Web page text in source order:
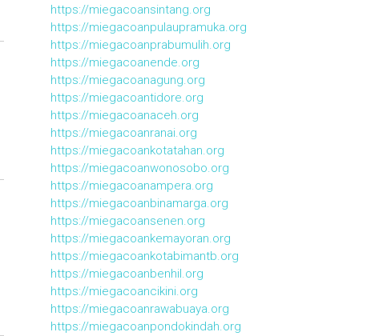
https://miegacoansintang.org
https://miegacoanpulaupramuka.org
https://miegacoanprabumulih.org
https://miegacoanende.org
https://miegacoanagung.org
https://miegacoantidore.org
https://miegacoanaceh.org
https://miegacoanranai.org
https://miegacoankotatahan.org
https://miegacoanwonosobo.org
https://miegacoanampera.org
https://miegacoanbinamarga.org
https://miegacoansenen.org
https://miegacoankemayoran.org
https://miegacoankotabimantb.org
https://miegacoanbenhil.org
https://miegacoancikini.org
https://miegacoanrawabuaya.org
https://miegacoanpondokindah.org